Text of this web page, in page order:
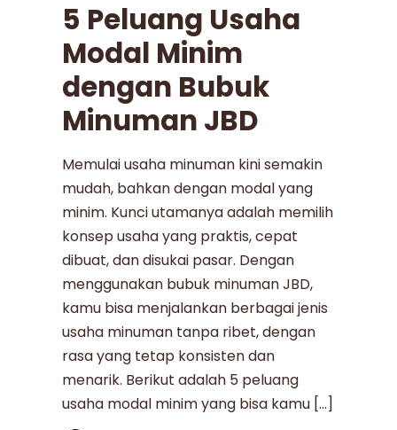
5 Peluang Usaha
Modal Minim
dengan Bubuk
Minuman JBD
Memulai usaha minuman kini semakin
mudah, bahkan dengan modal yang
minim. Kunci utamanya adalah memilih
konsep usaha yang praktis, cepat
dibuat, dan disukai pasar. Dengan
menggunakan bubuk minuman JBD,
kamu bisa menjalankan berbagai jenis
usaha minuman tanpa ribet, dengan
rasa yang tetap konsisten dan
menarik. Berikut adalah 5 peluang
usaha modal minim yang bisa kamu […]